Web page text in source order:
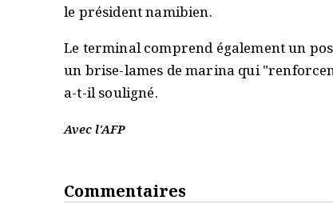
le président namibien.
Le terminal comprend également un
un brise-lames de marina qui
a-t-il souligné.
Avec l'AFP
Commentaires